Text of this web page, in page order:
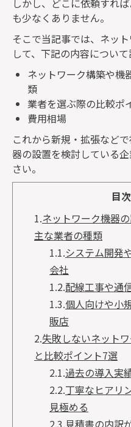
しかし、どこに依頼すれ
も少なくありません。
そこで当記事では、ネッ
して、下記の内容について
ネットワーク構築や機
類
業者を選ぶ際の比較ポ
費用相場
これから新規・拡張など
器の設置を検討している
さい。
目次
1.ネットワーク機器
主な業者の種類
1.1.システム開発
会社
1.2.配線工事や通
1.3.個人向けや小
販店
2.失敗しないネット
と比較ポイント7選
2.1.過去の導入実
2.2.丁寧なヒアリ
見極める
2.3.見積書の内訳